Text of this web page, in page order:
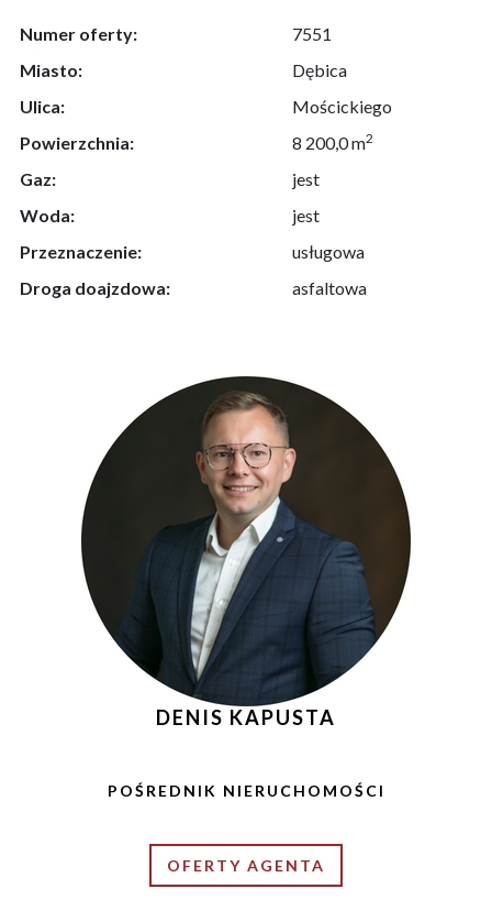
Numer oferty:
7551
Miasto:
Dębica
Ulica:
Mościckiego
Powierzchnia:
8 200,0 m2
Gaz:
jest
Woda:
jest
Przeznaczenie:
usługowa
Droga doajzdowa:
asfaltowa
DENIS KAPUSTA
POŚREDNIK NIERUCHOMOŚCI
OFERTY AGENTA